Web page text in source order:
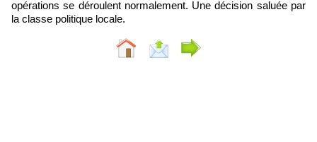
opérations se déroulent normalement. Une décision saluée par
la classe politique locale.